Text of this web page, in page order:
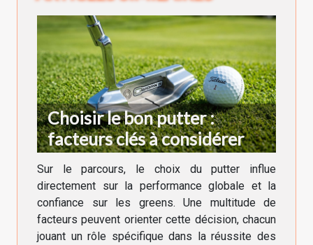
Choisir le bon putter :
facteurs clés à considérer
Sur le parcours, le choix du putter influe
directement sur la performance globale et la
confiance sur les greens. Une multitude de
facteurs peuvent orienter cette décision, chacun
jouant un rôle spécifique dans la réussite des